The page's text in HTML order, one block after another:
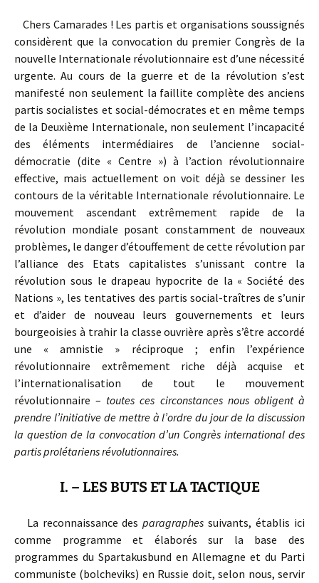
Chers Camarades ! Les partis et organisations soussignés
considèrent que la convocation du premier Congrès de la
nouvelle Internationale révolutionnaire est d’une nécessité
urgente. Au cours de la guerre et de la révolution s’est
manifesté non seulement la faillite complète des anciens
partis socialistes et social-démocrates et en même temps
de la Deuxième Internationale, non seulement l’incapacité
des éléments intermédiaires de l’ancienne social-
démocratie (dite « Centre ») à l’action révolutionnaire
effective, mais actuellement on voit déjà se dessiner les
contours de la véritable Internationale révolutionnaire. Le
mouvement ascendant extrêmement rapide de la
révolution mondiale posant constamment de nouveaux
problèmes, le danger d’étouffement de cette révolution par
l’alliance des Etats capitalistes s’unissant contre la
révolution sous le drapeau hypocrite de la « Société des
Nations », les tentatives des partis social-traîtres de s’unir
et d’aider de nouveau leurs gouvernements et leurs
bourgeoisies à trahir la classe ouvrière après s’être accordé
une « amnistie » réciproque ; enfin l’expérience
révolutionnaire extrêmement riche déjà acquise et
l’internationalisation de tout le mouvement
révolutionnaire – toutes ces circonstances nous obligent à
prendre l’initiative de mettre à l’ordre du jour de la discussion
la question de la convocation d’un Congrès international des
partis prolétariens révolutionnaires.
I. – LES BUTS ET LA TACTIQUE
La reconnaissance desparagraphessuivants, établis ici
comme programme et élaborés sur la base des
programmes du Spartakusbund en Allemagne et du Parti
communiste (bolcheviks) en Russie doit, selon nous, servir